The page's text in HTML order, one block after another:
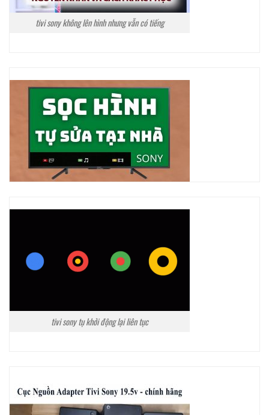
tivi sony không lên hình nhưng vẫn có tiếng
tivi sony tụ khởi động lại liên tục